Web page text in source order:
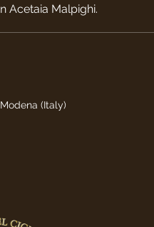
Acetaia Malpighi.
(Italy)